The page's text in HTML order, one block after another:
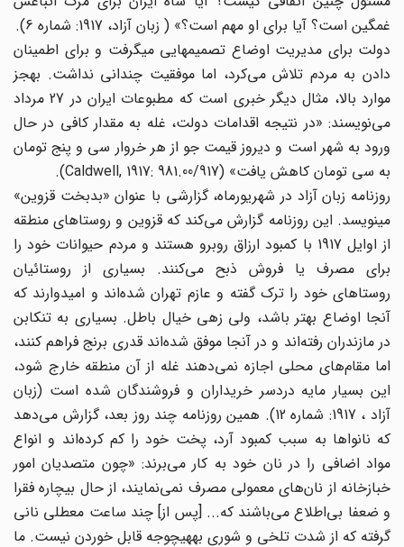
غمگین است؟ آیا برای او مهم است؟» ( زبان آزاد، 1917: شماره 6).
دولت برای مدیریت اوضاع تصمیمهایی میگرفت و برای اطمینان
دادن به مردم تلاش می‌‌کرد، اما موفقیت چندانی نداشت. بهجز
موارد بالا، مثال دیگر خبری است که مطبوعات ایران در 27 مرداد
می‌‌نویسند: «در نتیجه اقدامات دولت، غله به مقدار کافی در حال
ورود به شهر است و دیروز قیمت جو از هر خروار سی و پنج تومان
به سی تومان کاهش یافت» (Caldwell, 1917: 981.00/917).
روزنامه زبان آزاد در شهریورماه، گزارشی با عنوان «بدبخت قزوین»
مینویسد. این روزنامه گزارش می‌‌کند که قزوین و روستاهای منطقه
از اوایل 1917 با کمبود ارزاق روبرو هستند و مردم حیوانات خود را
برای مصرف یا فروش ذبح می‌‌کنند. بسیاری از روستائیان
روستاهای خود را ترک گفته و عازم تهران شده‌اند ‌‌و امیدوارند که
آنجا اوضاع بهتر باشد، ولی زهی خیال باطل. بسیاری به تنکابن
در مازندران رفته‌اند ‌‌و در آنجا موفق شده‌اند ‌‌قدری برنج فراهم کنند،
اما مقام‌های ‌‌محلی اجازه نمی‌‌دهند غله از آن منطقه خارج شود،
این بسیار مایه دردسر خریداران و فروشندگان شده است (زبان
آزاد ، 1917: شماره 12). همین روزنامه چند روز بعد، گزارش می‌‌دهد
که نانواها به سبب کمبود آرد، پخت خود را کم کرده‌‌اند و انواع
مواد اضافی را در نان خود به کار می‌‌برند: «چون متصدیان امور
خبازخانه از نان‌های ‌‌معمولی مصرف نمی‌‌نمایند، از حال بیچاره فقرا
و ضعفا بی‌اطلاع می‌‌باشند که... [پس از] چند ساعت معطلی نانی
گرفته که از شدت تلخی و شوری بههیچوجه قابل خوردن نیست. ما